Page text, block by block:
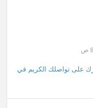
على تواصلك الكريم في